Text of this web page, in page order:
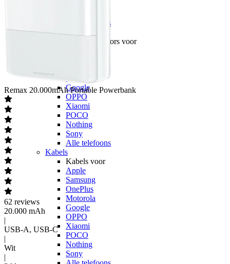
Alle telefoons
Screenprotectors
Screenprotectors voor
Google
OPPO
Xiaomi
POCO
Nothing
Sony
Alle telefoons
Kabels
Kabels voor
Apple
Samsung
OnePlus
Motorola
Google
OPPO
Xiaomi
POCO
Nothing
Sony
Remax 20.000mAh Portable Powerbank
62 reviews
20.000 mAh
|
USB-A, USB-C
|
Wit
|